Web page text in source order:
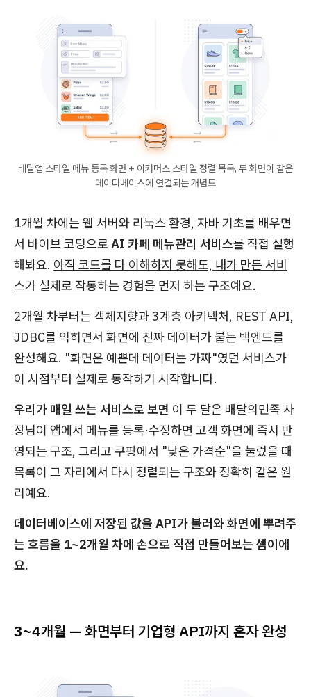
배달앱 스타일 메뉴 등록 화면 + 이커머스 스타일 정렬 목록, 두 화면이 같은
데이터베이스에 연결되는 개념도
1개월 차에는 웹 서버와 리눅스 환경, 자바 기초를 배우면
서 바이브 코딩으로 AI 카페 메뉴관리 서비스를 직접 실행
해봐요. 아직 코드를 다 이해하지 못해도, 내가 만든 서비
스가 실제로 작동하는 경험을 먼저 하는 구조예요.
2개월 차부터는 객체지향과 3계층 아키텍처, REST API,
JDBC를 익히면서 화면에 진짜 데이터가 붙는 백엔드를
완성해요. "화면은 예쁜데 데이터는 가짜"였던 서비스가
이 시점부터 실제로 동작하기 시작합니다.
우리가 매일 쓰는 서비스로 보면 이 두 달은 배달의민족 사
장님이 앱에서 메뉴를 등록·수정하면 고객 화면에 즉시 반
영되는 구조, 그리고 쿠팡에서 "낮은 가격순"을 눌렀을 때
목록이 그 자리에서 다시 정렬되는 구조와 정확히 같은 원
리예요.
데이터베이스에 저장된 값을 API가 불러와 화면에 뿌려주
는 흐름을 1~2개월 차에 손으로 직접 만들어보는 셈이에
요.
3~4개월 — 화면부터 기업형 API까지 혼자 완성